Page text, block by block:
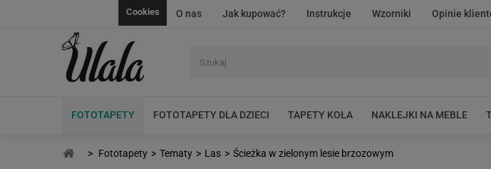
O nas Jak kupować? Instrukcje Wzorniki Opinie
Cookies
FOTOTAPETY FOTOTAPETY DLA DZIECI TAPETY KOŁA NAKLEJKI NA MEBLE
> Fototapety > Tematy > Las > Ścieżka w zielonym lesie brzozowym